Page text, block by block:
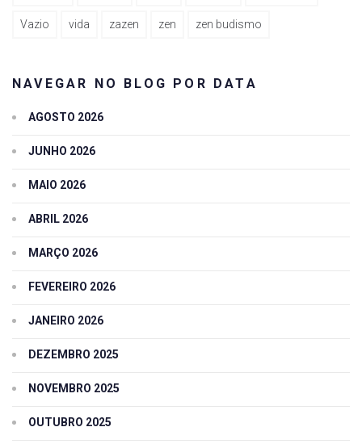
Vazio vida zazen zen zen budismo
NAVEGAR NO BLOG POR DATA
AGOSTO 2026
JUNHO 2026
MAIO 2026
ABRIL 2026
MARÇO 2026
FEVEREIRO 2026
JANEIRO 2026
DEZEMBRO 2025
NOVEMBRO 2025
OUTUBRO 2025